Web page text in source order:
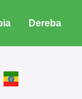
Dereba